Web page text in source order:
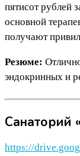
пятисот рублей
основной
получают
Резюме:
эндокринных и
Санаторий
https://